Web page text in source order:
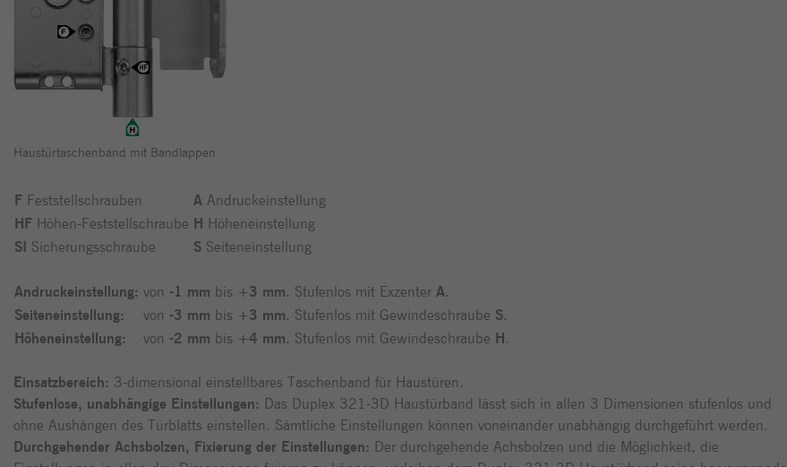
Haustürtaschenband mit Bandlappen
F Feststellschrauben A Andruckeinstellung
HF Höhen-Feststellschraube H Höheneinstellung
SI Sicherungsschraube S Seiteneinstellung
Andruckeinstellung: von -1 mm bis +3 mm. Stufenlos mit Exzenter A.
Seiteneinstellung:
von -3 mm bis +3 mm. Stufenlos mit Gewindeschraube S.
Höheneinstellung:
von -2 mm bis +4 mm. Stufenlos mit Gewindeschraube H.
Einsatzbereich: 3-dimensional einstellbares Taschenband für Haustüren.
Stufenlose, unabhängige Einstellungen: Das Duplex 321-3D Haustürband lässt sich in allen 3 Dimensionen stufenlos und
ohne Aushängen des Türblatts einstellen. Sämtliche Einstellungen können voneinander unabhängig durchgeführt werden.
Durchgehender Achsbolzen, Fixierung der Einstellungen: Der durchgehende Achsbolzen und die Möglichkeit, die